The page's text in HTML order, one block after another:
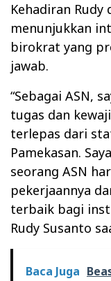
Kehadiran Rudy
menunjukkan
birokrat yang
jawab.
“Sebagai ASN,
tugas dan
terlepas dari
Pamekasan.
seorang ASN
pekerjaannya
terbaik bagi
Rudy Susanto
Baca Juga